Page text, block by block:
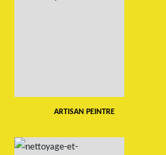
ARTISAN PEINTRE